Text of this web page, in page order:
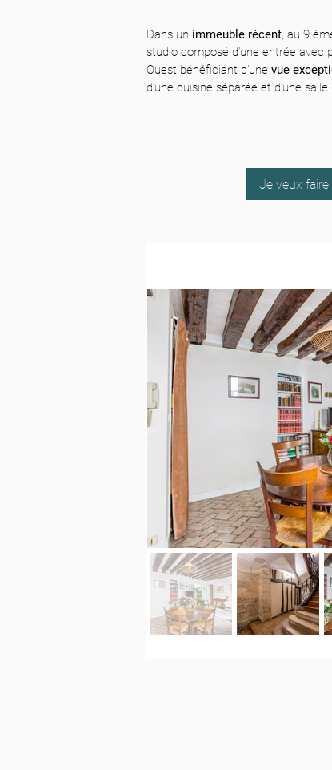
Dans un immeuble récent, au 9
studio composé d’une entrée avec
Ouest bénéficiant d’unevue
d’une cuisine séparée et d’une salle
Je veux